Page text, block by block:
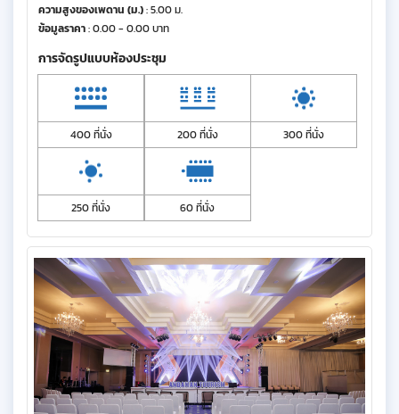
ความสูงของเพดาน (ม.): 5.00 ม.
ข้อมูลราคา: 0.00 - 0.00 บาท
การจัดรูปแบบห้องประชุม
400 ที่นั่ง 200 ที่นั่ง 300 ที่นั่ง
250 ที่นั่ง 60 ที่นั่ง